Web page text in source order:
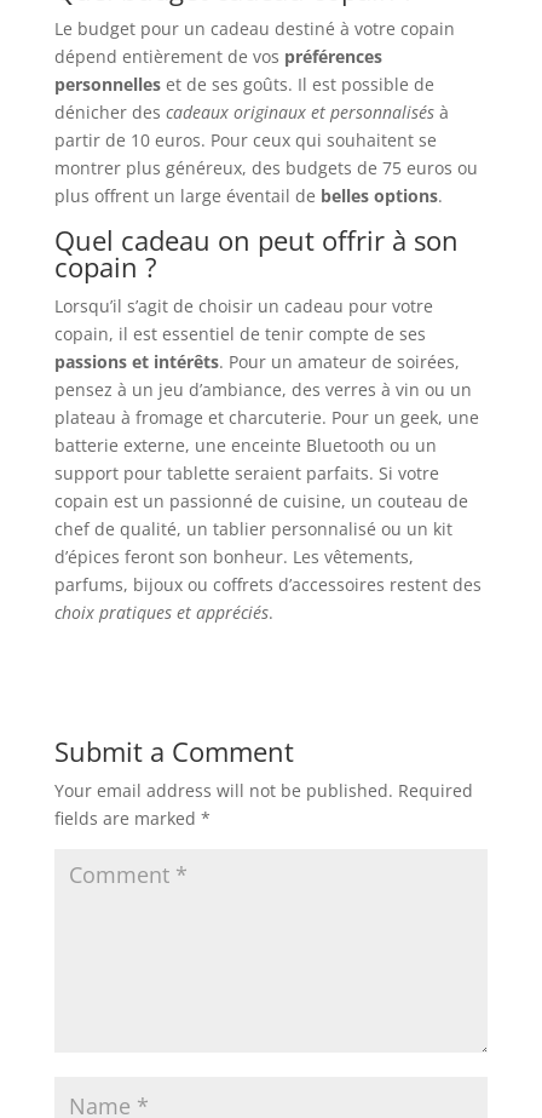
Le budget pour un cadeau destiné à votre copain
dépend entièrement de vos préférences
personnelleset de ses goûts. Il est possible de
dénicher des cadeaux originaux et personnalisésà
partir de 10 euros. Pour ceux qui souhaitent se
montrer plus généreux, des budgets de 75 euros ou
plus offrent un large éventail de belles options.
Quel cadeau on peut offrir à son
copain ?
Lorsqu’il s’agit de choisir un cadeau pour votre
copain, il est essentiel de tenir compte de ses
passions et intérêts. Pour un amateur de soirées,
pensez à un jeu d’ambiance, des verres à vin ou un
plateau à fromage et charcuterie. Pour un geek, une
batterie externe, une enceinte Bluetooth ou un
support pour tablette seraient parfaits. Si votre
copain est un passionné de cuisine, un couteau de
chef de qualité, un tablier personnalisé ou un kit
d’épices feront son bonheur. Les vêtements,
parfums, bijoux ou coffrets d’accessoires restent des
choix pratiques et appréciés.
Submit a Comment
Your email address will not be published. Required
fields are marked *